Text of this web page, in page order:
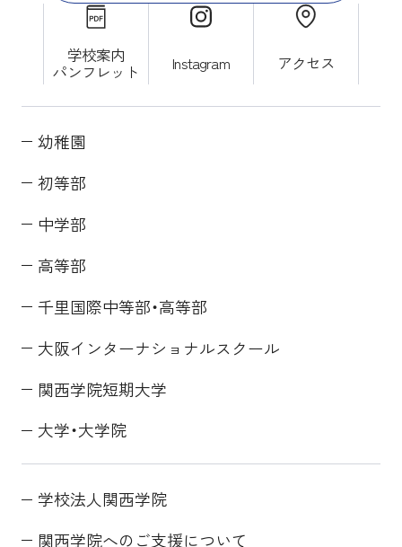
学校案内
パンフレット Instagram アクセス
幼稚園
初等部
中学部
高等部
千里国際中等部・高等部
大阪インターナショナルスクール
関西学院短期大学
大学・大学院
学校法人関西学院
関西学院へのご支援について